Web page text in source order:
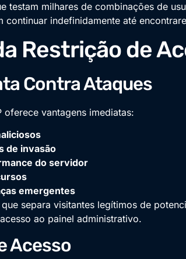
testam milhares de combinações de
continuar indefinidamente até
Restrição de
Contra Ataques
vantagens imediatas:
de invasão
do servidor
emergentes
separa visitantes legítimos de
ao painel administrativo.
Acesso